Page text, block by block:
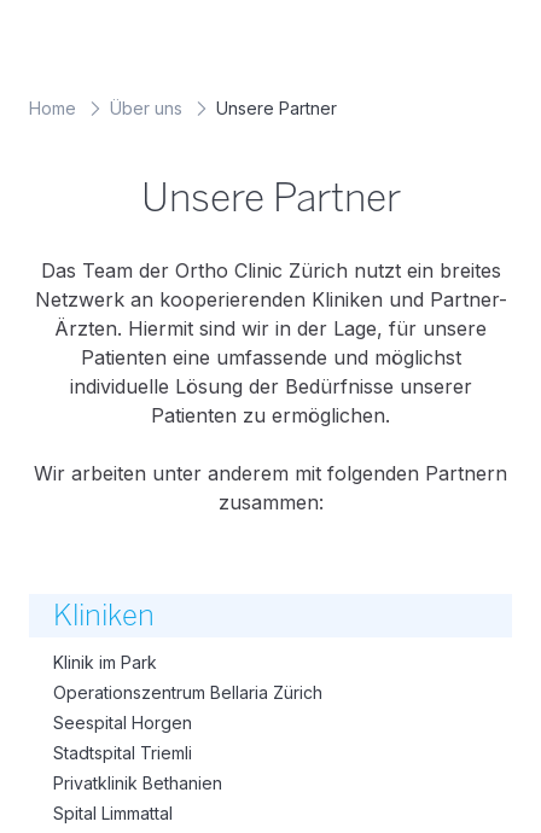
Home Über uns Unsere Partner
Unsere Partner
Das Team der Ortho Clinic Zürich nutzt ein breites
Netzwerk an kooperierenden Kliniken und Partner-
Ärzten. Hiermit sind wir in der Lage, für unsere
Patienten eine umfassende und möglichst
individuelle Lösung der Bedürfnisse unserer
Patienten zu ermöglichen.
Wir arbeiten unter anderem mit folgenden Partnern
zusammen:
Kliniken
Klinik im Park
Operationszentrum Bellaria Zürich
Seespital Horgen
Stadtspital Triemli
Privatklinik Bethanien
Spital Limmattal